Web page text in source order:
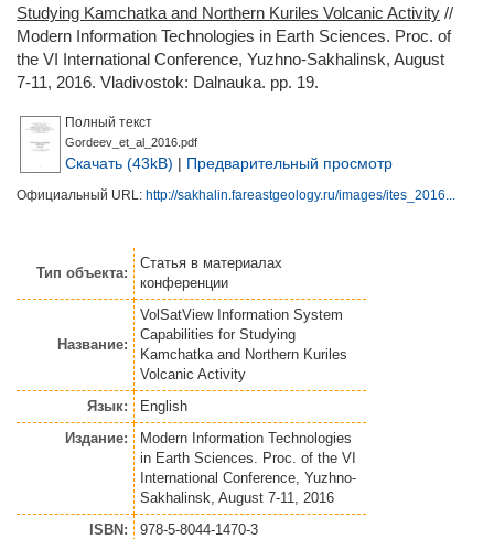
Studying Kamchatka and Northern Kuriles Volcanic Activity //
Modern Information Technologies in Earth Sciences. Proc. of
the VI International Conference, Yuzhno-Sakhalinsk, August
7-11, 2016. Vladivostok: Dalnauka. pp. 19.
Полный текст
Gordeev_et_al_2016.pdf
Скачать (43kB) | Предварительный просмотр
Официальный URL: http://sakhalin.fareastgeology.ru/images/ites_2016...
Тип объекта:
Статья в материалах
конференции
Название:
VolSatView Information System
Capabilities for Studying
Kamchatka and Northern Kuriles
Volcanic Activity
Язык:
English
Издание:
Modern Information Technologies
in Earth Sciences. Proc. of the VI
International Conference, Yuzhno-
Sakhalinsk, August 7-11, 2016
ISBN:
978-5-8044-1470-3